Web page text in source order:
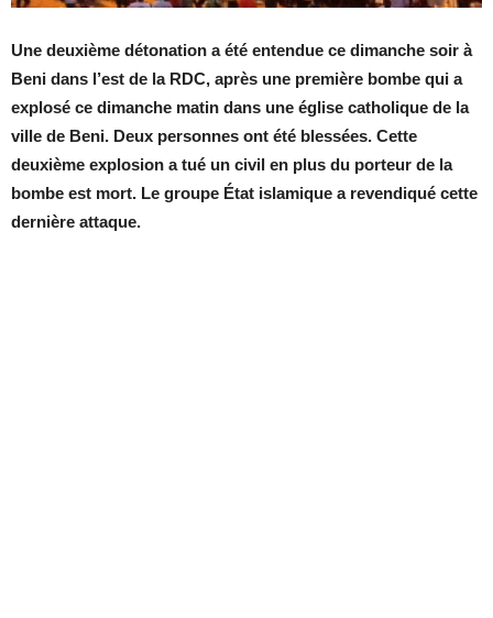
Une deuxième détonation a été entendue ce dimanche soir à
Beni dans l’est de la RDC, après une première bombe qui a
explosé ce dimanche matin dans une église catholique de la
ville de Beni. Deux personnes ont été blessées. Cette
deuxième explosion a tué un civil en plus du porteur de la
bombe est mort. Le groupe État islamique a revendiqué cette
dernière attaque.